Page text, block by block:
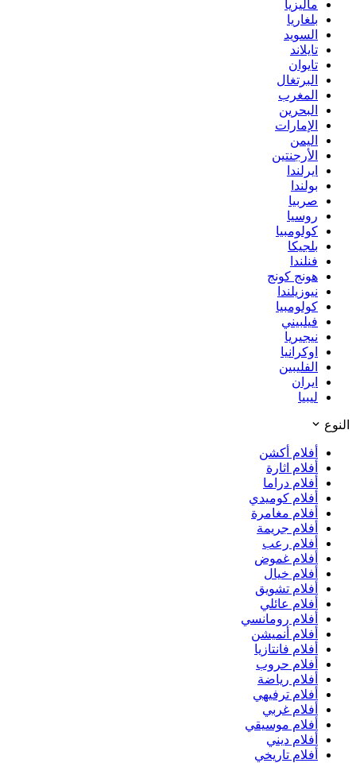
ماليزيا
بلغاريا
السويد
تايلاند
تايوان
البرتغال
المغرب
البحرين
الإمارات
اليمن
الأرجنتين
ايرلندا
بولندا
صربيا
روسيا
كولومبيا
بلجيكا
فنلندا
هونج كونج
نيوزيلندا
كولومبيا
فيلبيني
نيجيريا
اوكرانيا
الفليبين
ايران
ليبيا
النوع
أفلام أكشن
أفلام اثارة
أفلام دراما
أفلام كوميدي
أفلام مغامرة
أفلام جريمة
أفلام رعب
أفلام غموض
أفلام خيال
أفلام تشويق
أفلام عائلي
أفلام رومانسي
أفلام أنميشن
أفلام فانتازيا
أفلام حروب
أفلام رياضة
أفلام ترفيهي
أفلام غربي
أفلام موسيقي
أفلام ديني
أفلام تاريخي